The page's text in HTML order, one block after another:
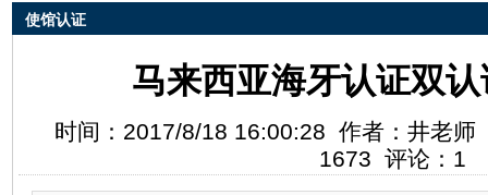
使馆认证
马来西亚海牙认证双
时间：2017/8/18 16:00:28 作者：井老
1673 评论：1